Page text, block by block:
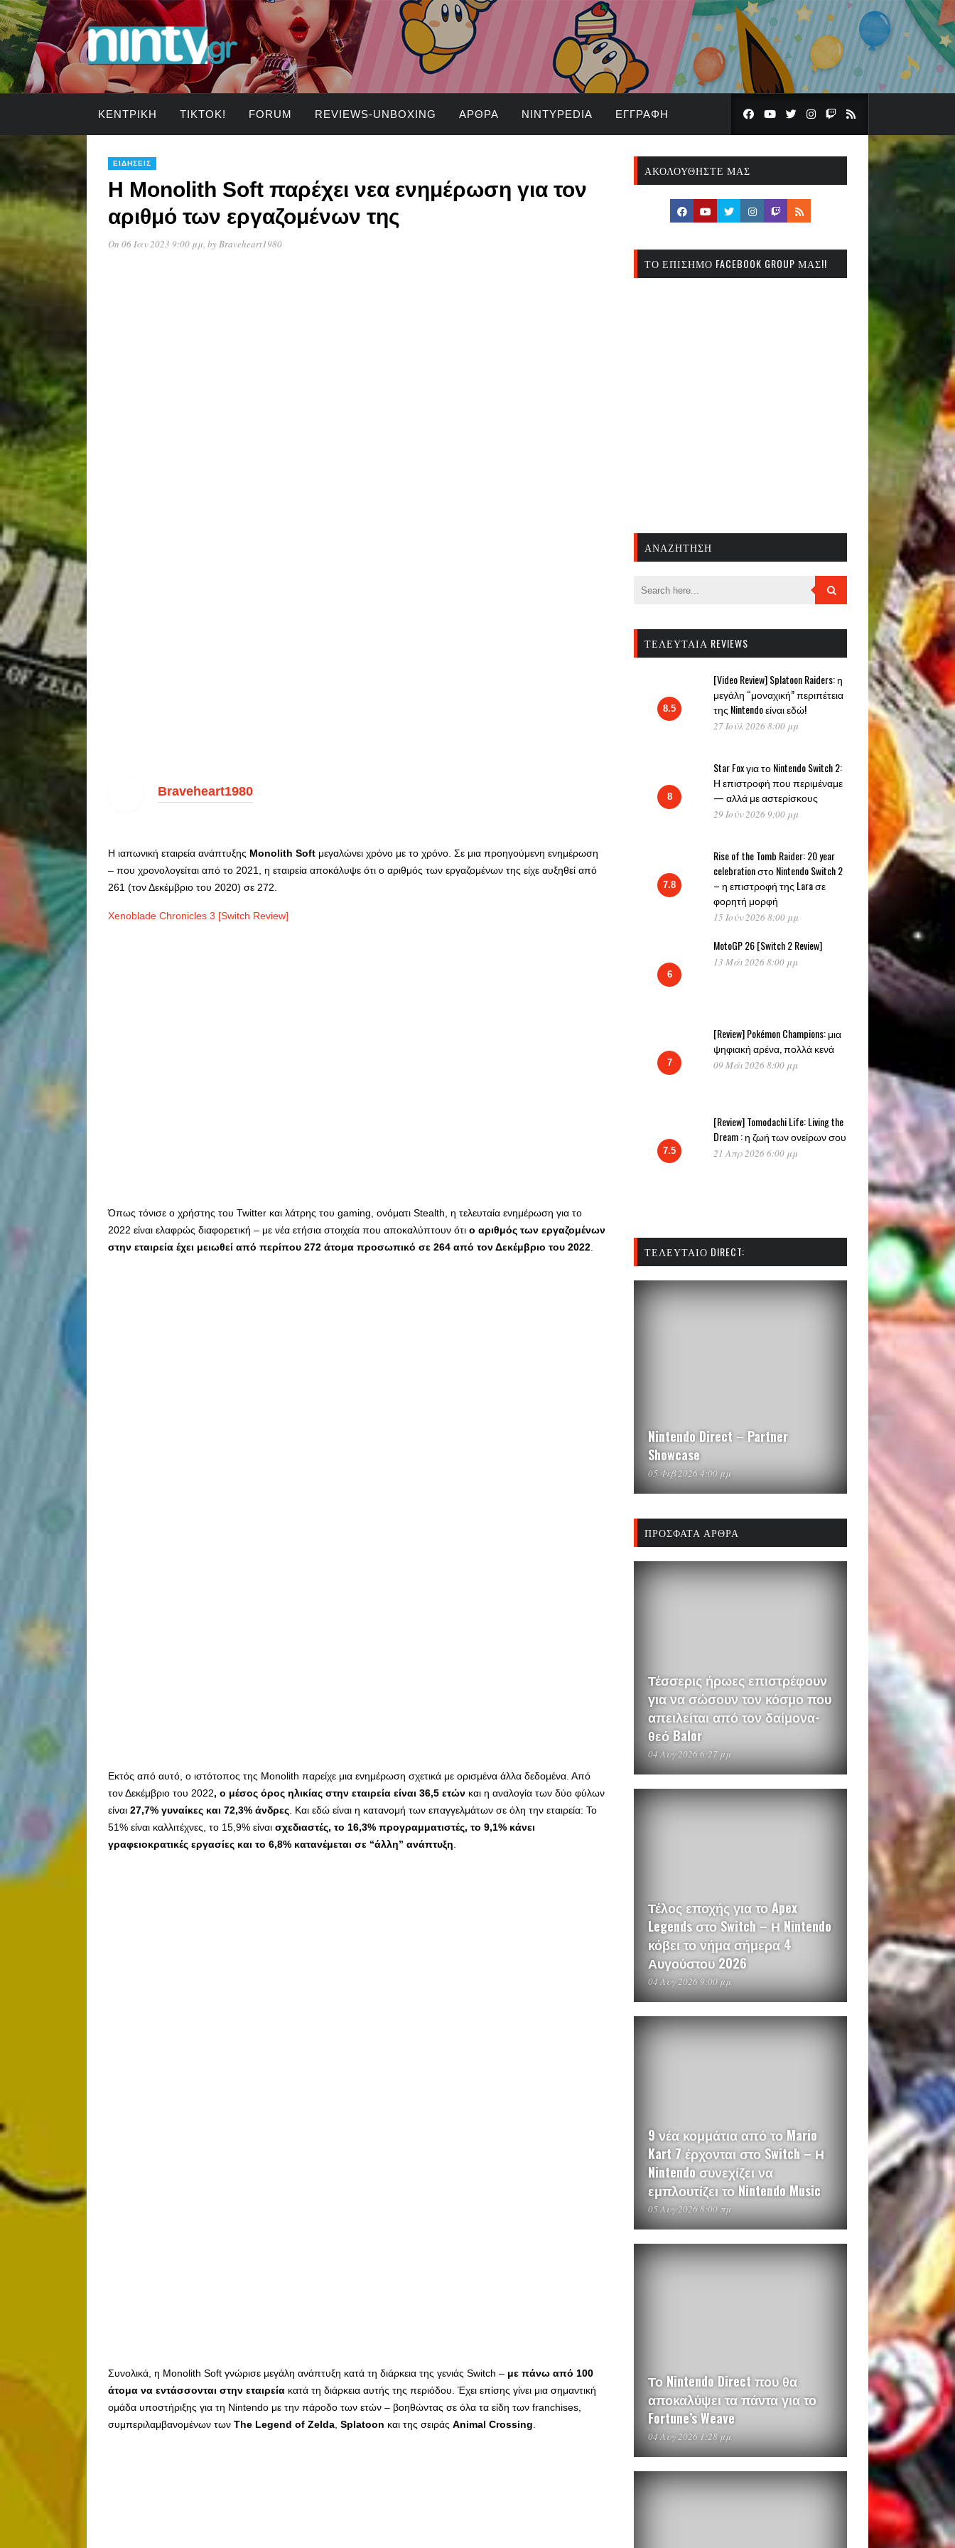
ΚΕΝΤΡΙΚΉ TIKTOK! FORUM REVIEWS-UNBOXING ΆΡΘΡΑ NINTYPEDIA ΕΓΓΡΑΦΉ
ΕΙΔΉΣΕΙΣ
Η Monolith Soft παρέχει νεα ενημέρωση για τον
αριθμό των εργαζομένων της
On 06 Ιαν 2023 9:00 μμ, byBraveheart1980
Braveheart1980
Η ιαπωνική εταιρεία ανάπτυξης Monolith Soft μεγαλώνει χρόνο με το χρόνο. Σε μια προηγούμενη ενημέρωση
– που χρονολογείται από το 2021, η εταιρεία αποκάλυψε ότι ο αριθμός των εργαζομένων της είχε αυξηθεί από
261 (τον Δεκέμβριο του 2020) σε 272.
Xenoblade Chronicles 3 [Switch Review]
Όπως τόνισε ο χρήστης του Twitter και λάτρης του gaming, ονόματι Stealth, η τελευταία ενημέρωση για το
2022 είναι ελαφρώς διαφορετική – με νέα ετήσια στοιχεία που αποκαλύπτουν ότι ο αριθμός των εργαζομένων
στην εταιρεία έχει μειωθεί από περίπου 272 άτομα προσωπικό σε 264 από τον Δεκέμβριο του 2022
Εκτός από αυτό, ο ιστότοπος της Monolith παρείχε μια ενημέρωση σχετικά με ορισμένα άλλα δεδομένα. Από
τον Δεκέμβριο του 2022, ο μέσος όρος ηλικίας στην εταιρεία είναι 36,5 ετών και η αναλογία των δύο φύλων
είναι 27,7% γυναίκες και 72,3% άνδρες . Και εδώ είναι η κατανομή των επαγγελμάτων σε όλη την εταιρεία: Το
51% είναι καλλιτέχνες, το 15,9% είναι σχεδιαστές, το 16,3% προγραμματιστές, το 9,1% κάνει
γραφειοκρατικές εργασίες και το 6,8% κατανέμεται σε “άλλη” ανάπτυξη
Συνολικά, η Monolith Soft γνώρισε μεγάλη ανάπτυξη κατά τη διάρκεια της γενιάς Switch – με πάνω από 100
άτομα να εντάσσονται στην εταιρεία κατά τη διάρκεια αυτής της περιόδου. Έχει επίσης γίνει μια σημαντική
ομάδα υποστήριξης για τη Nintendo με την πάροδο των ετών – βοηθώντας σε όλα τα είδη των franchises,
συμπεριλαμβανομένων των The Legend of Zelda Splatoon και της σειράς Animal Crossing
ΑΚΟΛΟΥΘΉΣΤΕ ΜΑΣ
ΤΟ ΕΠΊΣΗΜΟ FACEBOOK GROUP ΜΑΣ!!
ΑΝΑΖΉΤΗΣΗ
ΤΕΛΕΥΤΑΊΑ REVIEWS
8.5
[Video Review] Splatoon Raiders: η
μεγάλη “μοναχική” περιπέτεια
της Nintendo είναι εδώ!
27 Ιούλ 2026 8:00 μμ
8
Star Fox για το Nintendo Switch 2:
Η επιστροφή που περιμέναμε
— αλλά με αστερίσκους
29 Ιούν 2026 9:00 μμ
7.8
Rise of the Tomb Raider: 20 year
celebration στο Nintendo Switch 2
– η επιστροφή της Lara σε
φορητή μορφή
15 Ιούν 2026 8:00 μμ
6
MotoGP 26 [Switch 2 Review]
13 Μάι 2026 8:00 μμ
7
[Review] Pokémon Champions: μια
ψηφιακή αρένα, πολλά κενά
09 Μάι 2026 8:00 μμ
7.5
[Review] Tomodachi Life: Living the
Dream : η ζωή των ονείρων σου
21 Απρ 2026 6:00 μμ
ΤΕΛΕΥΤΑΊΟ DIRECT:
Nintendo Direct – Partner
Showcase
05 Φεβ 2026 4:00 μμ
ΠΡΌΣΦΑΤΑ ΆΡΘΡΑ
Τέσσερις ήρωες επιστρέφουν
για να σώσουν τον κόσμο που
απειλείται από τον δαίμονα-
θεό Balor
04 Αυγ 2026 6:27 μμ
Τέλος εποχής για το Apex
Legends στο Switch – Η Nintendo
κόβει το νήμα σήμερα 4
Αυγούστου 2026
04 Αυγ 2026 9:00 μμ
9 νέα κομμάτια από το Mario
Kart 7 έρχονται στο Switch – Η
Nintendo συνεχίζει να
εμπλουτίζει το Nintendo Music
05 Αυγ 2026 8:00 πμ
Το Nintendo Direct που θα
αποκαλύψει τα πάντα για το
Fortune’s Weave
04 Αυγ 2026 1:28 μμ